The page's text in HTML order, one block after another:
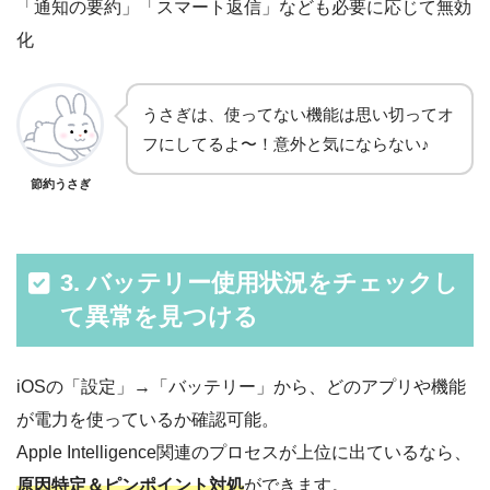
「通知の要約」「スマート返信」なども必要に応じて無効
化
節約うさぎ
うさぎは、使ってない機能は思い切ってオ
フにしてるよ〜！意外と気にならない♪
3. バッテリー使用状況をチェックし
て異常を見つける
iOSの「設定」→「バッテリー」から、どのアプリや機能
が電力を使っているか確認可能。
Apple Intelligence関連のプロセスが上位に出ているなら、
原因特定＆ピンポイント対処ができます。